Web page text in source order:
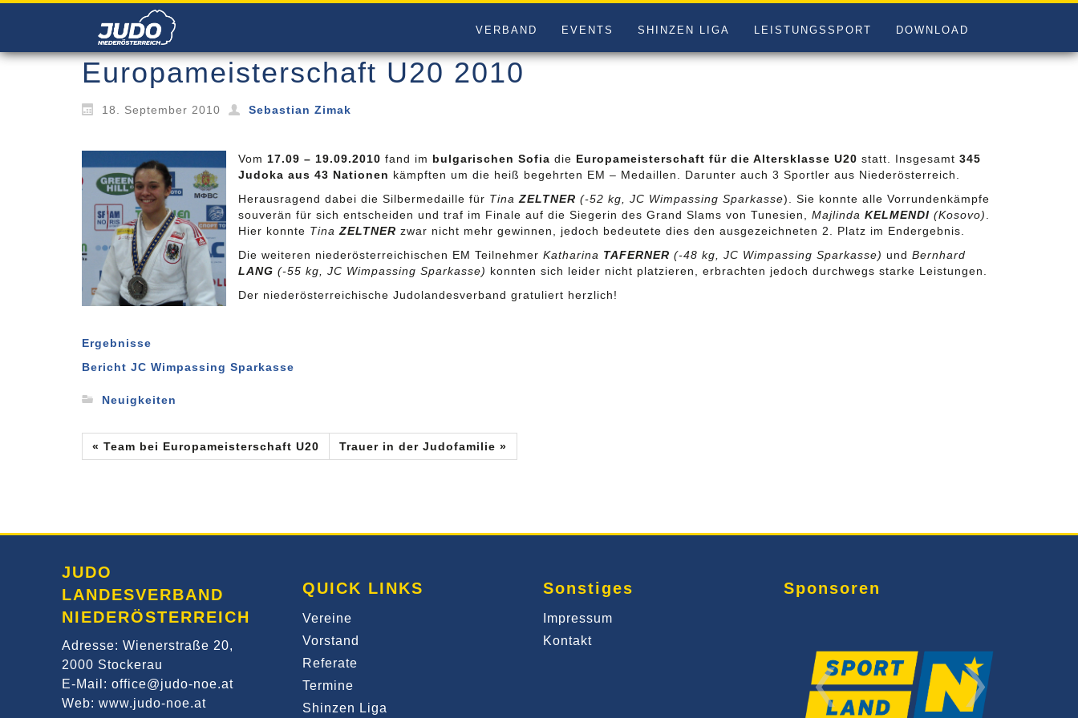
VERBAND EVENTS SHINZEN LIGA LEISTUNGSSPORT DOWNLOAD
Europameisterschaft U20 2010
18. September 2010 Sebastian Zimak
Vom 17.09 – 19.09.2010 fand im bulgarischen Sofia die Europameisterschaft für die Altersklasse U20 statt. Insgesamt 345
Judoka aus 43 Nationen kämpften um die heiß begehrten EM – Medaillen. Darunter auch 3 Sportler aus Niederösterreich.
Herausragend dabei die Silbermedaille für Tina ZELTNER (-52 kg, JC Wimpassing Sparkasse). Sie konnte alle Vorrundenkämpfe
souverän für sich entscheiden und traf im Finale auf die Siegerin des Grand Slams von Tunesien, Majlinda KELMENDI (Kosovo)
Hier konnte Tina ZELTNER zwar nicht mehr gewinnen, jedoch bedeutete dies den ausgezeichneten 2. Platz im Endergebnis.
Die weiteren niederösterreichischen EM Teilnehmer Katharina TAFERNER (-48 kg, JC Wimpassing Sparkasse) und Bernhard
LANG (-55 kg, JC Wimpassing Sparkasse) konnten sich leider nicht platzieren, erbrachten jedoch durchwegs starke Leistungen.
Der niederösterreichische Judolandesverband gratuliert herzlich!
Ergebnisse
Bericht JC Wimpassing Sparkasse
Neuigkeiten
« Team bei Europameisterschaft U20 Trauer in der Judofamilie »
JUDO
LANDESVERBAND
NIEDERÖSTERREICH
Adresse: Wienerstraße 20,
2000 Stockerau
E-Mail: office@judo-noe.at
Web: www.judo-noe.at
QUICK LINKS
Vereine
Vorstand
Referate
Termine
Shinzen Liga
Sonstiges
Impressum
Kontakt
Sponsoren